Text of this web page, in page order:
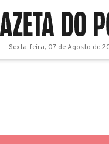
Sexta-feira, 07 de Agosto de